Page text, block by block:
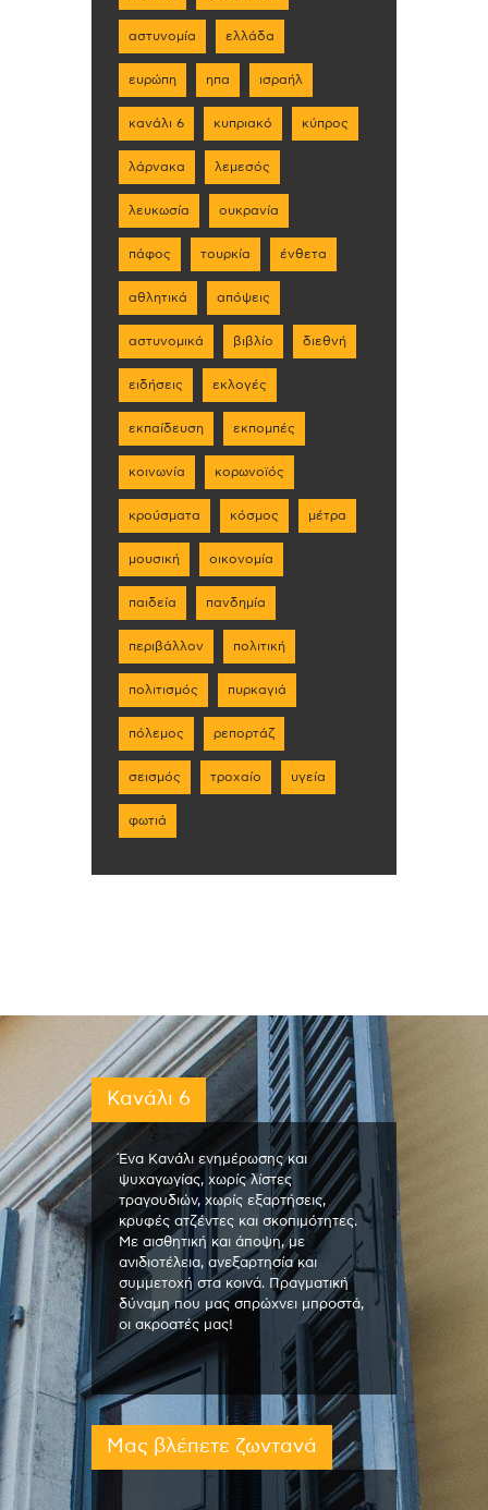
αστυνομία ελλάδα
ευρώπη ηπα ισραήλ
κανάλι 6 κυπριακό κύπρος
λάρνακα λεμεσός
λευκωσία ουκρανία
πάφος τουρκία ένθετα
αθλητικά απόψεις
αστυνομικά βιβλίο διεθνή
ειδήσεις εκλογές
εκπαίδευση εκπομπές
κοινωνία κορωνοϊός
κρούσματα κόσμος μέτρα
μουσική οικονομία
παιδεία πανδημία
περιβάλλον πολιτική
πολιτισμός πυρκαγιά
πόλεμος ρεπορτάζ
σεισμός τροχαίο υγεία
φωτιά
Κανάλι 6
Ένα Κανάλι ενημέρωσης και
ψυχαγωγίας, χωρίς λίστες
τραγουδιών, χωρίς εξαρτήσεις,
κρυφές ατζέντες και σκοπιμότητες.
Με αισθητική και άποψη, με
ανιδιοτέλεια, ανεξαρτησία και
συμμετοχή στα κοινά. Πραγματική
δύναμη που μας σπρώχνει μπροστά,
οι ακροατές μας!
Μας βλέπετε ζωντανά